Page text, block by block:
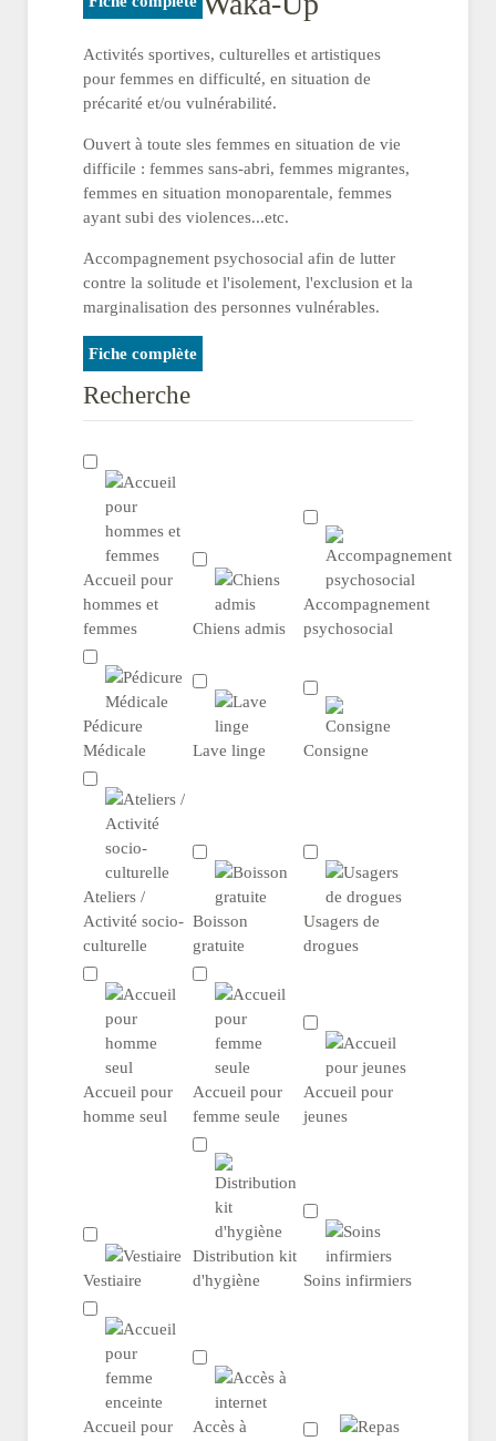
Activités sportives, culturelles et artistiques
pour femmes en difficulté, en situation de
précarité et/ou vulnérabilité.
Ouvert à toute sles femmes en situation de vie
difficile : femmes sans-abri, femmes migrantes,
femmes en situation monoparentale, femmes
ayant subi des violences...etc.
Accompagnement psychosocial afin de lutter
contre la solitude et l'isolement, l'exclusion et la
marginalisation des personnes vulnérables.
Fiche complète
Recherche
Accueil pour
hommes et
femmes
Chiens admis
Accompagnement
psychosocial
Pédicure
Médicale
Lave linge Consigne
Ateliers /
Activité socio-
culturelle
Boisson
gratuite
Usagers de
drogues
Accueil pour
homme seul
Accueil pour
femme seule
Accueil pour
jeunes
Vestiaire
Distribution kit
d'hygiène
Soins infirmiers
Accueil pour
Accès à